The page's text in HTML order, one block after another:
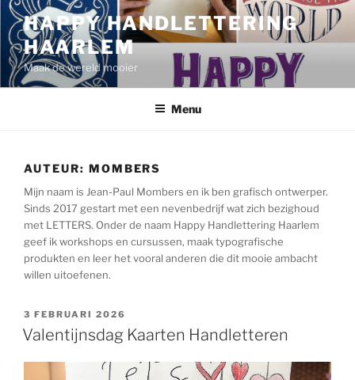
Ga
naar
de
inhoud
HAPPY HANDLETTERING
HAARLEM
Maak de wereld mooier
Menu
AUTEUR: MOMBERS
Mijn naam is Jean-Paul Mombers en ik ben grafisch ontwerper.
Sinds 2017 gestart met een nevenbedrijf wat zich bezighoud
met LETTERS. Onder de naam Happy Handlettering Haarlem
geef ik workshops en cursussen, maak typografische
produkten en leer het vooral anderen die dit mooie ambacht
willen uitoefenen.
GEPLAATST
OP
3 FEBRUARI 2026
Valentijnsdag Kaarten Handletteren